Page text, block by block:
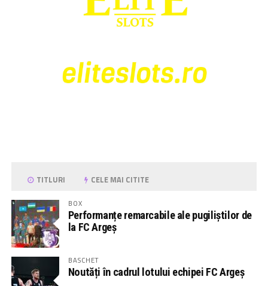
TITLURI CELE MAI CITITE
BOX
Performanțe remarcabile ale pugiliștilor de
la FC Argeș
BASCHET
Noutăți în cadrul lotului echipei FC Argeș